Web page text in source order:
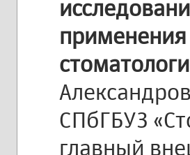
применения
СПбГБУЗ
главный